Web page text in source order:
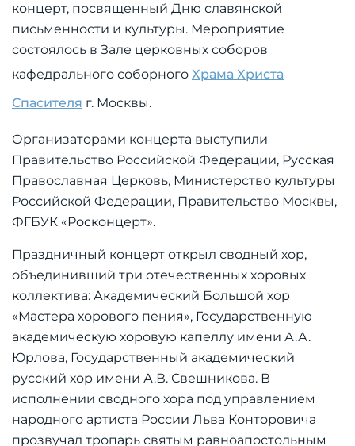
концерт, посвященный Дню славянской
письменности и культуры. Мероприятие
состоялось в Зале церковных соборов
кафедрального соборного Храма Христа
Спасителя г. Москвы.
Организаторами концерта выступили
Правительство Российской Федерации, Русская
Православная Церковь, Министерство культуры
Российской Федерации, Правительство Москвы,
ФГБУК «Росконцерт».
Праздничный концерт открыл сводный хор,
объединивший три отечественных хоровых
коллектива: Академический Большой хор
«Мастера хорового пения», Государственную
академическую хоровую капеллу имени А.А.
Юрлова, Государственный академический
русский хор имени А.В. Свешникова. В
исполнении сводного хора под управлением
народного артиста России Льва Конторовича
прозвучал тропарь святым равноапостольным